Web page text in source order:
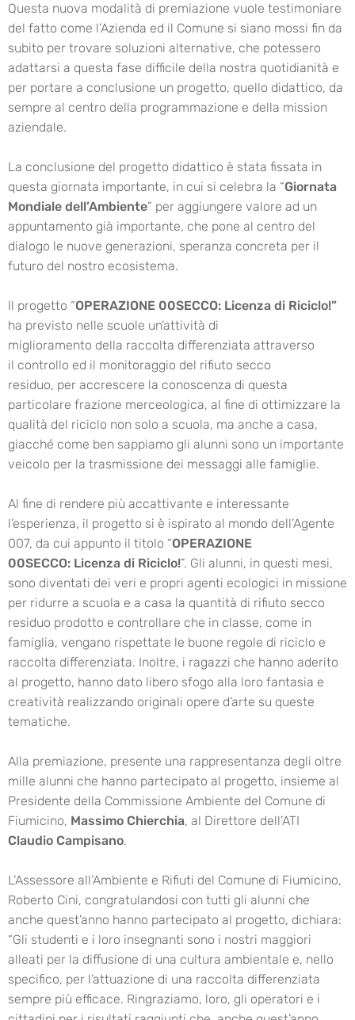
Questa nuova modalità di premiazione vuole testimoniare
del fatto come l’Azienda ed il Comune si siano mossi fin da
subito per trovare soluzioni alternative, che potessero
adattarsi a questa fase difficile della nostra quotidianità e
per portare a conclusione un progetto, quello didattico, da
sempre al centro della programmazione e della mission
aziendale.
La conclusione del progetto didattico è stata fissata in
questa giornata importante, in cui si celebra la “Giornata
Mondiale dell’Ambiente” per aggiungere valore ad un
appuntamento già importante, che pone al centro del
dialogo le nuove generazioni, speranza concreta per il
futuro del nostro ecosistema.
Il progetto “OPERAZIONE 00SECCO: Licenza di Riciclo!”
ha previsto nelle scuole un’attività di
miglioramento della raccolta differenziata attraverso
il controllo ed il monitoraggio del rifiuto secco
residuo, per accrescere la conoscenza di questa
particolare frazione merceologica, al fine di ottimizzare la
qualità del riciclo non solo a scuola, ma anche a casa,
giacché come ben sappiamo gli alunni sono un importante
veicolo per la trasmissione dei messaggi alle famiglie.
Al fine di rendere più accattivante e interessante
l’esperienza, il progetto si è ispirato al mondo dell’Agente
007, da cui appunto il titolo “OPERAZIONE
00SECCO: Licenza di Riciclo!”. Gli alunni, in questi mesi,
sono diventati dei veri e propri agenti ecologici in missione
per ridurre a scuola e a casa la quantità di rifiuto secco
residuo prodotto e controllare che in classe, come in
famiglia, vengano rispettate le buone regole di riciclo e
raccolta differenziata. Inoltre, i ragazzi che hanno aderito
al progetto, hanno dato libero sfogo alla loro fantasia e
creatività realizzando originali opere d’arte su queste
tematiche.
Alla premiazione, presente una rappresentanza degli oltre
mille alunni che hanno partecipato al progetto, insieme al
Presidente della Commissione Ambiente del Comune di
Fiumicino, Massimo Chierchia, al Direttore dell’ATI
Claudio Campisano.
L’Assessore all’Ambiente e Rifiuti del Comune di Fiumicino,
Roberto Cini, congratulandosi con tutti gli alunni che
anche quest’anno hanno partecipato al progetto, dichiara:
“Gli studenti e i loro insegnanti sono i nostri maggiori
alleati per la diffusione di una cultura ambientale e, nello
specifico, per l’attuazione di una raccolta differenziata
sempre più efficace. Ringraziamo, loro, gli operatori e i